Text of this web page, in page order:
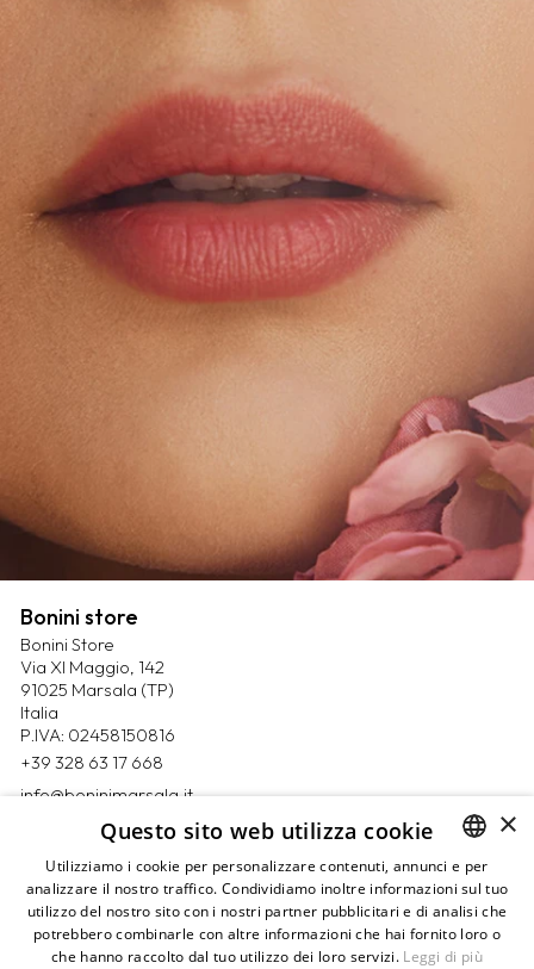
Bonini store
Bonini Store
Via XI Maggio, 142
91025 Marsala (TP)
Italia
P.IVA: 02458150816
+39 328 63 17 668
info@boninimarsala.it
Magazine
Contatti
Prenota un appuntamento
Privacy Policy
Cookie Policy
ITALIAN
ENGLISH
×
Questo sito web utilizza cookie
Utilizziamo i cookie per personalizzare contenuti, annunci e per
analizzare il nostro traffico. Condividiamo inoltre informazioni sul tuo
utilizzo del nostro sito con i nostri partner pubblicitari e di analisi che
potrebbero combinarle con altre informazioni che hai fornito loro o
che hanno raccolto dal tuo utilizzo dei loro servizi. Leggi di più